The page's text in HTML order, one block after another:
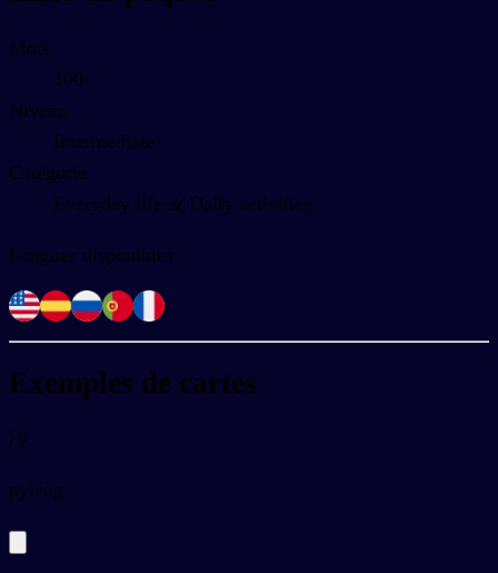
Mots
100
Niveau
Intermediate
Catégorie
Everyday life & Daily activities
Langues disponibles
Exemples de cartes
冷
pylěng